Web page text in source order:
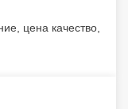
цена качество,